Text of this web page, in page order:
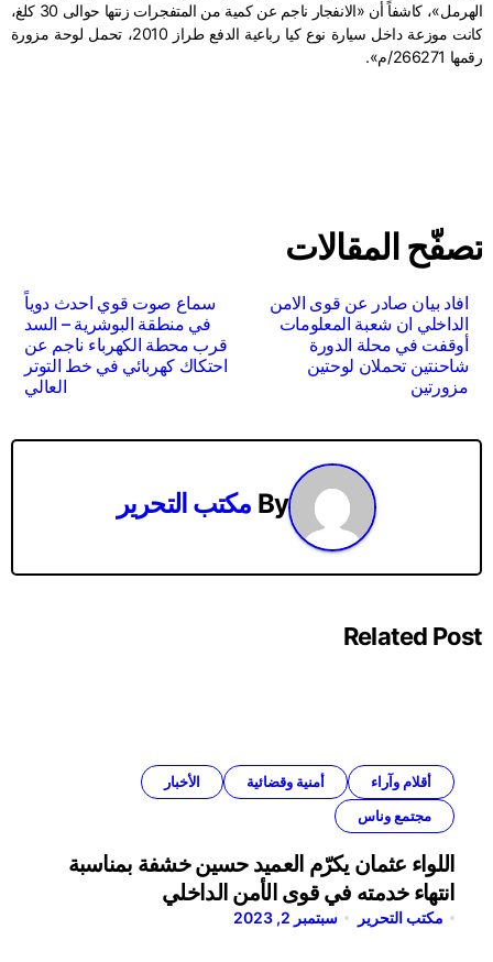
الهرمل»، كاشفاً أن «الانفجار ناجم عن كمية من المتفجرات زنتها حوالى 30 كلغ،
كانت موزعة داخل سيارة نوع كيا رباعية الدفع طراز 2010، تحمل لوحة مزورة
رقمها 266271/م».
تصفّح المقالات
افاد بيان صادر عن قوى الامن
الداخلي ان شعبة المعلومات
أوقفت في محلة الدورة
شاحنتين تحملان لوحتين
مزورتين
سماع صوت قوي احدث دوياً
في منطقة البوشرية – السد
قرب محطة الكهرباء ناجم عن
احتكاك كهربائي في خط التوتر
العالي
By مكتب التحرير
Related Post
أقلام وآراء أمنية وقضائية
الأخبار
مجتمع وناس
اللواء عثمان يكرّم العميد حسين خشفة بمناسبة
انتهاء خدمته في قوى الأمن الداخلي
مكتب التحرير سبتمبر 2, 2023